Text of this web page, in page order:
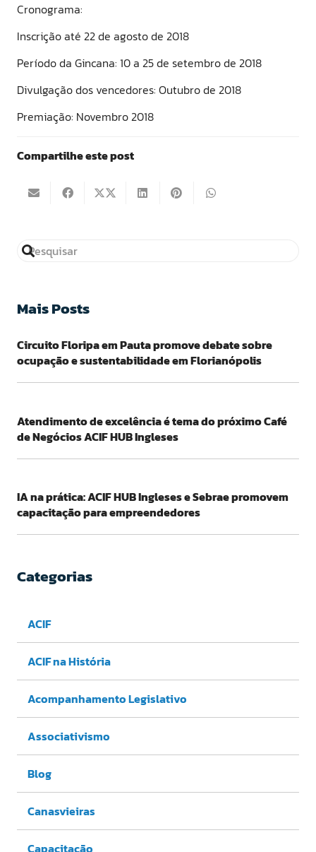
Cronograma:
Inscrição até 22 de agosto de 2018
Período da Gincana: 10 a 25 de setembro de 2018
Divulgação dos vencedores: Outubro de 2018
Premiação: Novembro 2018
Compartilhe este post
Mais Posts
Circuito Floripa em Pauta promove debate sobre
ocupação e sustentabilidade em Florianópolis
Atendimento de excelência é tema do próximo Café
de Negócios ACIF HUB Ingleses
IA na prática: ACIF HUB Ingleses e Sebrae promovem
capacitação para empreendedores
Categorias
ACIF
ACIF na História
Acompanhamento Legislativo
Associativismo
Blog
Canasvieiras
Capacitação